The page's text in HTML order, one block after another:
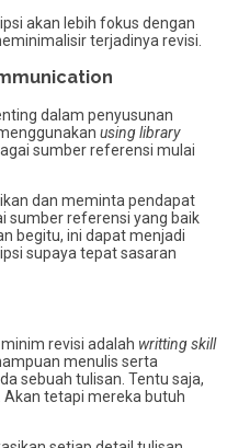
akan lebih fokus dengan
terjadinya revisi.
dalam penyusunan
using library
sumber referensi mulai
dan meminta pendapat
sumber referensi yang baik
begitu, ini dapat menjadi
supaya tepat sasaran
revisi adalah writting skill
menulis serta
sebuah tulisan. Tentu saja,
tetapi mereka butuh